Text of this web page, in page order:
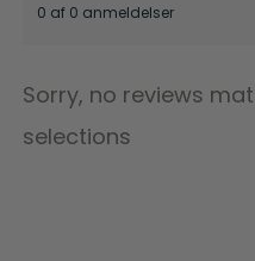
0 af 0 anmeldelser
Sorry, no reviews
selections